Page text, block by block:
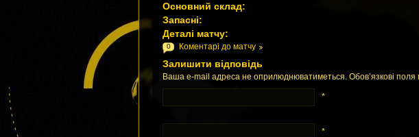
Основний склад:
Запасні:
Деталі матчу:
0 Коментарі до матчу
Залишити відповідь
Ваша e-mail адреса не оприлюднюватиметься. Обов’язкові поля
*
*